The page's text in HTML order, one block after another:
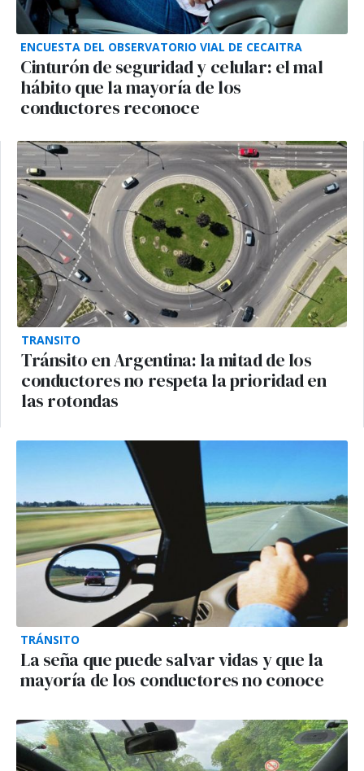
ENCUESTA DEL OBSERVATORIO VIAL DE CECAITRA
Cinturón de seguridad y celular: el mal
hábito que la mayoría de los
conductores reconoce
TRANSITO
Tránsito en Argentina: la mitad de los
conductores no respeta la prioridad en
las rotondas
TRÁNSITO
La seña que puede salvar vidas y que la
mayoría de los conductores no conoce